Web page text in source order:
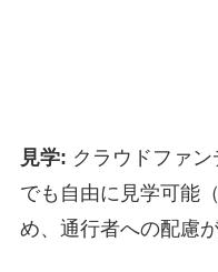
見学: クラウドファ
でも自由に見学可能
め、通行者への配慮が